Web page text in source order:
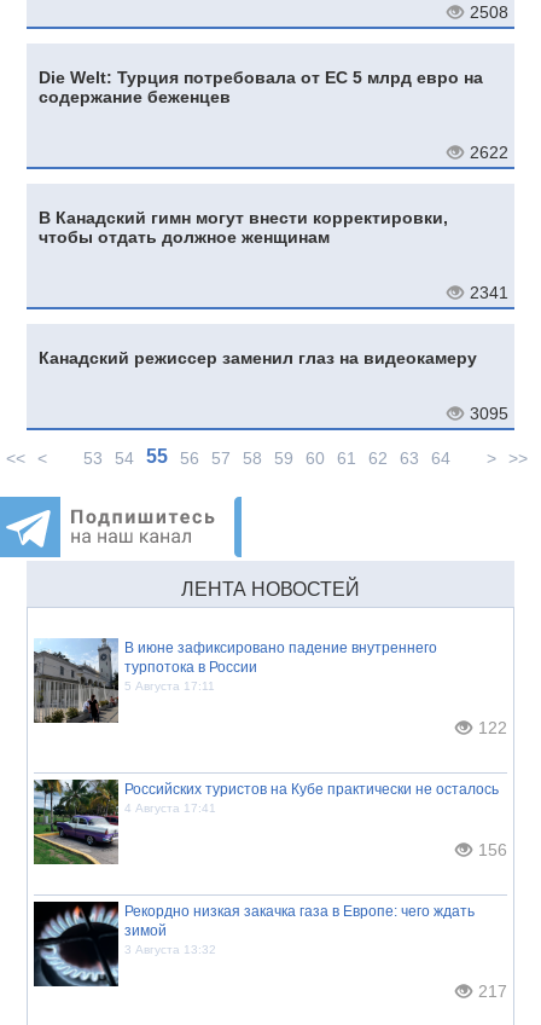
2508
Die Welt: Турция потребовала от ЕС 5 млрд евро на
содержание беженцев
2622
В Канадский гимн могут внести корректировки,
чтобы отдать должное женщинам
2341
Канадский режиссер заменил глаз на видеокамеру
3095
<< < 53 54 55 56 57 58 59 60 61 62 63 64 > >>
ЛЕНТА НОВОСТЕЙ
В июне зафиксировано падение внутреннего
турпотока в России
5 Августа 17:11
122
Российских туристов на Кубе практически не осталось
4 Августа 17:41
156
Рекордно низкая закачка газа в Европе: чего ждать
зимой
3 Августа 13:32
217